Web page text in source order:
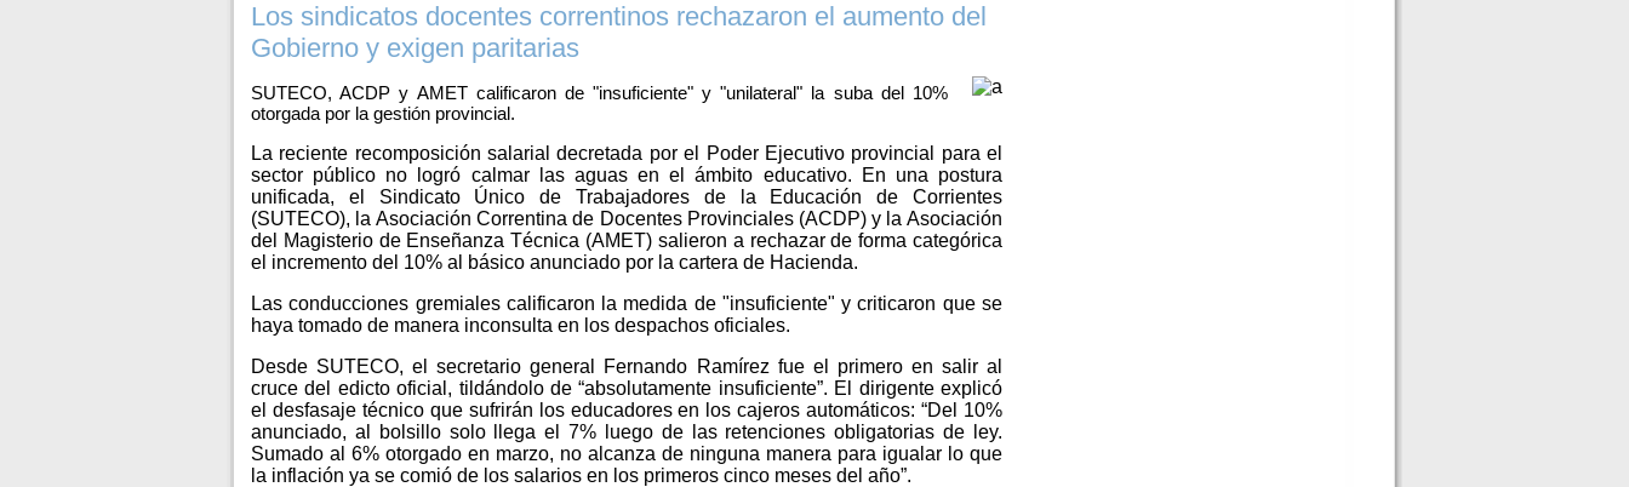
Los sindicatos docentes correntinos rechazaron el aumento del
Gobierno y exigen paritarias
SUTECO, ACDP y AMET calificaron de "insuficiente" y "unilateral" la suba del 10%
otorgada por la gestión provincial.
La reciente recomposición salarial decretada por el Poder Ejecutivo provincial para el
sector público no logró calmar las aguas en el ámbito educativo. En una postura
unificada, el Sindicato Único de Trabajadores de la Educación de Corrientes
(SUTECO), la Asociación Correntina de Docentes Provinciales (ACDP) y la Asociación
del Magisterio de Enseñanza Técnica (AMET) salieron a rechazar de forma categórica
el incremento del 10% al básico anunciado por la cartera de Hacienda.
Las conducciones gremiales calificaron la medida de "insuficiente" y criticaron que se
haya tomado de manera inconsulta en los despachos oficiales.
Desde SUTECO, el secretario general Fernando Ramírez fue el primero en salir al
cruce del edicto oficial, tildándolo de “absolutamente insuficiente”. El dirigente explicó
el desfasaje técnico que sufrirán los educadores en los cajeros automáticos: “Del 10%
anunciado, al bolsillo solo llega el 7% luego de las retenciones obligatorias de ley.
Sumado al 6% otorgado en marzo, no alcanza de ninguna manera para igualar lo que
la inflación ya se comió de los salarios en los primeros cinco meses del año”.